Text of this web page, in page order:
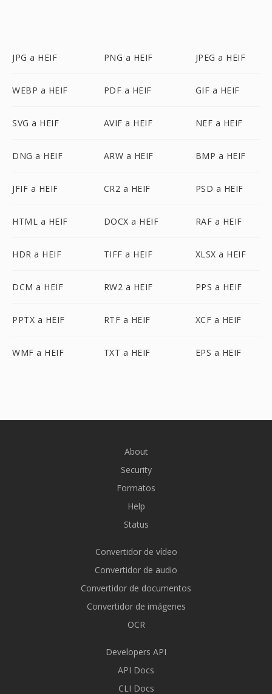
JPG a HEIF PNG a HEIF JPEG a HEIF
WEBP a HEIF PDF a HEIF GIF a HEIF
SVG a HEIF AVIF a HEIF NEF a HEIF
DNG a HEIF ARW a HEIF BMP a HEIF
JFIF a HEIF CR2 a HEIF PSD a HEIF
HTML a HEIF DOCX a HEIF RAF a HEIF
HDR a HEIF TIFF a HEIF XLSX a HEIF
DCM a HEIF RW2 a HEIF PPS a HEIF
PPTX a HEIF RTF a HEIF XCF a HEIF
WMF a HEIF TXT a HEIF EPS a HEIF
About
Security
Formatos
Help
Status
Convertidor de vídeo
Convertidor de audio
Convertidor de documentos
Convertidor de imágenes
OCR
Developers API
API Docs
CLI Docs